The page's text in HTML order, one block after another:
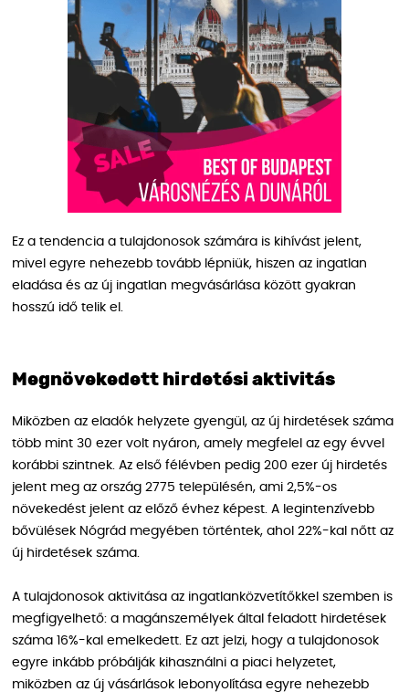
Ez a tendencia a tulajdonosok számára is kihívást jelent,
mivel egyre nehezebb tovább lépniük, hiszen az ingatlan
eladása és az új ingatlan megvásárlása között gyakran
hosszú idő telik el.
Megnövekedett hirdetési aktivitás
Miközben az eladók helyzete gyengül, az új hirdetések száma
több mint 30 ezer volt nyáron, amely megfelel az egy évvel
korábbi szintnek. Az első félévben pedig 200 ezer új hirdetés
jelent meg az ország 2775 településén, ami 2,5%-os
növekedést jelent az előző évhez képest. A legintenzívebb
bővülések Nógrád megyében történtek, ahol 22%-kal nőtt az
új hirdetések száma.
A tulajdonosok aktivitása az ingatlanközvetítőkkel szemben is
megfigyelhető: a magánszemélyek által feladott hirdetések
száma 16%-kal emelkedett. Ez azt jelzi, hogy a tulajdonosok
egyre inkább próbálják kihasználni a piaci helyzetet,
miközben az új vásárlások lebonyolítása egyre nehezebb